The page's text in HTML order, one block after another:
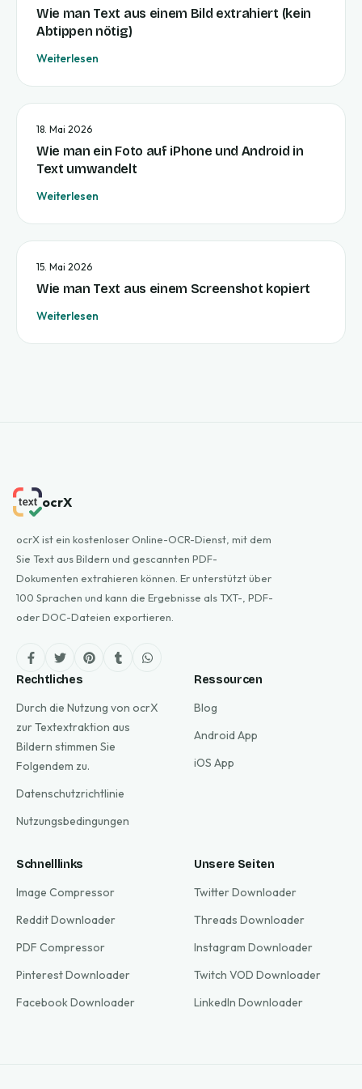
Wie man Text aus einem Bild extrahiert (kein
Abtippen nötig)
Weiterlesen
18. Mai 2026
Wie man ein Foto auf iPhone und Android in
Text umwandelt
Weiterlesen
15. Mai 2026
Wie man Text aus einem Screenshot kopiert
Weiterlesen
ocrX
ocrX ist ein kostenloser Online-OCR-Dienst, mit dem
Sie Text aus Bildern und gescannten PDF-
Dokumenten extrahieren können. Er unterstützt über
100 Sprachen und kann die Ergebnisse als TXT-, PDF-
oder DOC-Dateien exportieren.
Rechtliches
Durch die Nutzung von ocrX
zur Textextraktion aus
Bildern stimmen Sie
Folgendem zu.
Datenschutzrichtlinie
Nutzungsbedingungen
Ressourcen
Blog
Android App
iOS App
Schnelllinks
Image Compressor
Reddit Downloader
PDF Compressor
Pinterest Downloader
Facebook Downloader
Unsere Seiten
Twitter Downloader
Threads Downloader
Instagram Downloader
Twitch VOD Downloader
LinkedIn Downloader